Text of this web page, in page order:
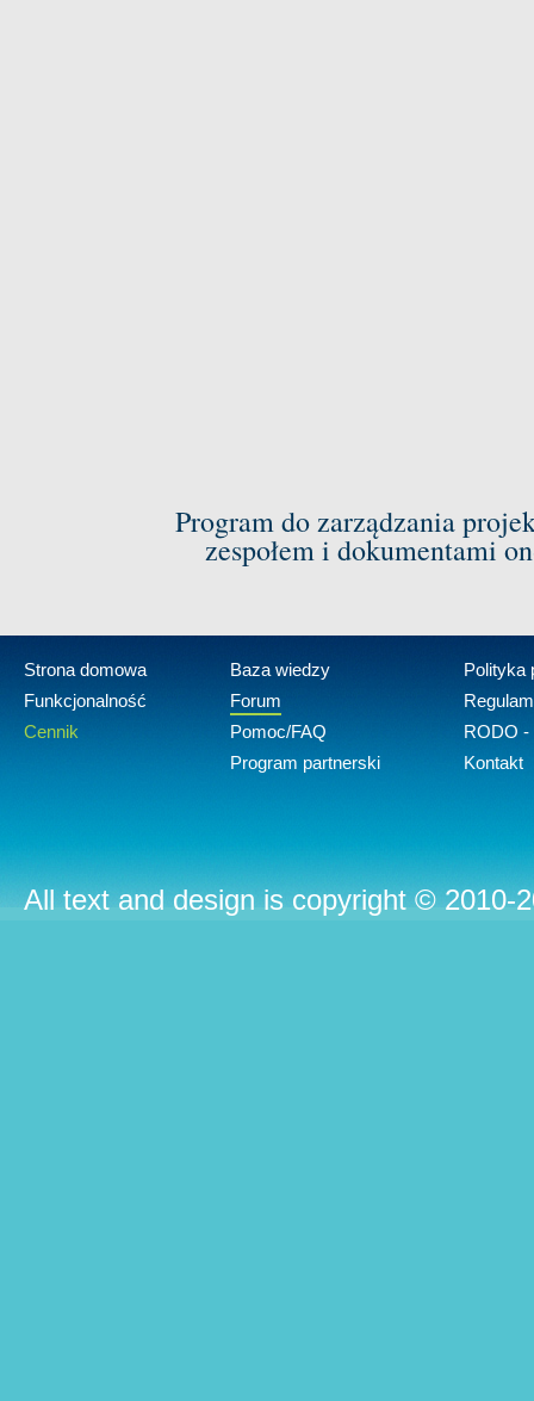
Program do zarządzania
zespołem i dokumentami
Strona domowa
Funkcjonalność
Cennik
Baza wiedzy
Forum
Pomoc/FAQ
Program partnerski
Polityka
RODO -
Kontakt
All text and design is copyright © 2010-